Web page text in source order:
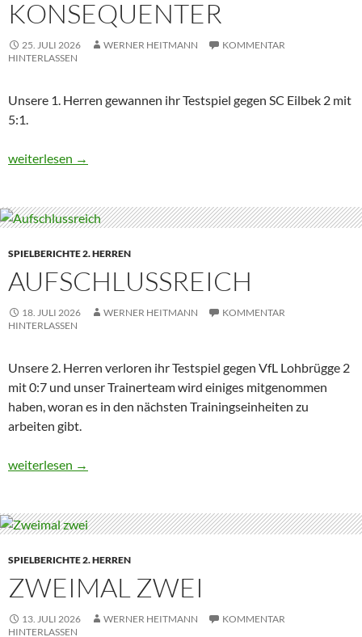
KONSEQUENTER
25. JULI 2026 WERNER HEITMANN
KOMMENTAR
HINTERLASSEN
Unsere 1. Herren gewannen ihr Testspiel gegen SC Eilbek 2 mit
5:1.
Konsequenter
weiterlesen →
SPIELBERICHTE 2. HERREN
AUFSCHLUSSREICH
18. JULI 2026 WERNER HEITMANN
KOMMENTAR
HINTERLASSEN
Unsere 2. Herren verloren ihr Testspiel gegen VfL Lohbrügge 2
mit 0:7 und unser Trainerteam wird einiges mitgenommen
haben, woran es in den nächsten Trainingseinheiten zu
arbeiten gibt.
Aufschlussreich
weiterlesen →
SPIELBERICHTE 2. HERREN
ZWEIMAL ZWEI
13. JULI 2026 WERNER HEITMANN
KOMMENTAR
HINTERLASSEN